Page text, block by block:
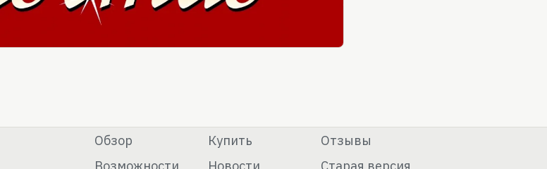
Обзор
Возможности
Купить
Новости
Отзывы
Старая версия